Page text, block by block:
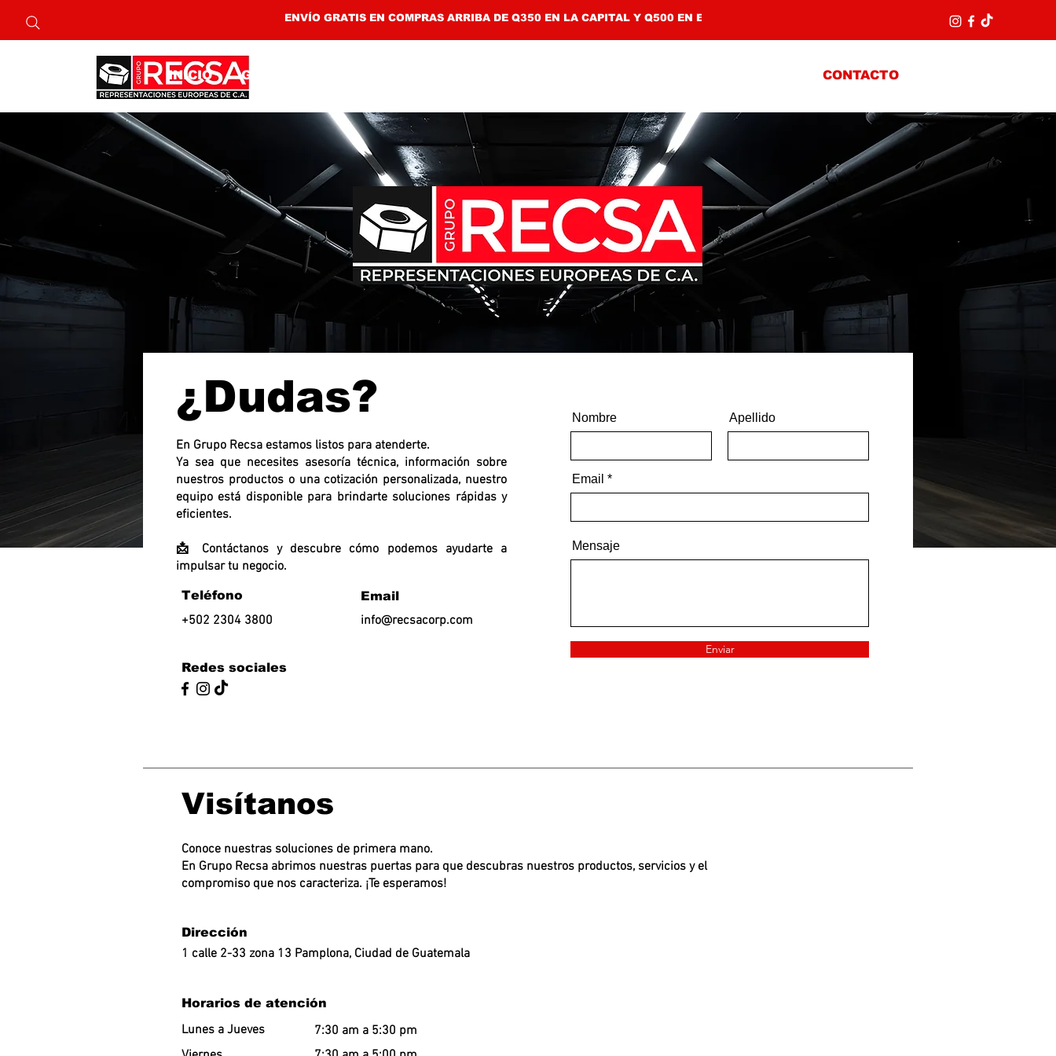
ENVÍO GRATIS EN COMPRAS ARRIBA DE Q350 EN LA CAPITAL Y Q500 EN EL INTERIOR
INICIO GRUPO RECSA CONTACTO
¿Dudas?
En Grupo Recsa estamos listos para atenderte.
Ya sea que necesites asesoría técnica, información sobre
nuestros productos o una cotización personalizada, nuestro
equipo está disponible para brindarte soluciones rápidas y
eficientes.
📩 Contáctanos y descubre cómo podemos ayudarte a
impulsar tu negocio.
Teléfono
+502 2304 3800
Email
info@recsacorp.com
Redes sociales
Nombre Apellido
Email
Mensaje
Enviar
Visítanos
Conoce nuestras soluciones de primera mano.
En Grupo Recsa abrimos nuestras puertas para que descubras nuestros productos, servicios y el
compromiso que nos caracteriza. ¡Te esperamos!
Dirección
1 calle 2-33 zona 13 Pamplona, Ciudad de Guatemala
Horarios de atención
Lunes a Jueves
7:30 am a 5:30 pm